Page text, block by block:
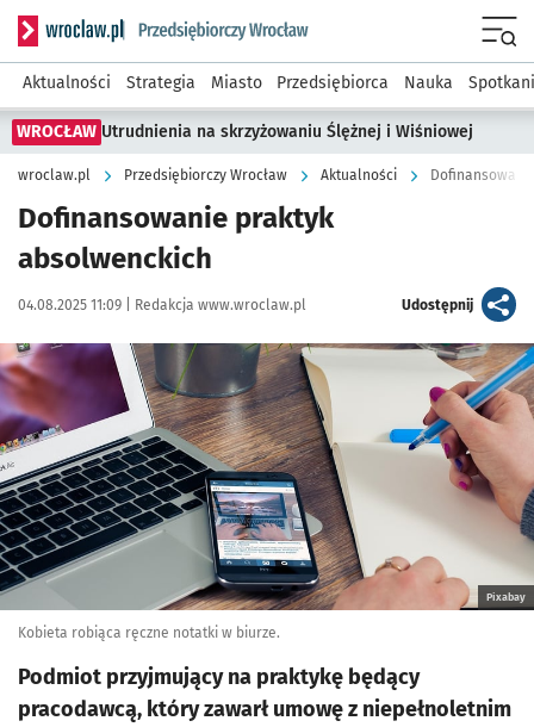
Serwis informacyjny wroclaw.pl podserwis: Strategia
Aktualności Strategia Miasto Przedsiębiorca Nauka
WROCŁAW Utrudnienia na skrzyżowaniu Ślężnej i Wiśniowej
wroclaw.pl Przedsiębiorczy Wrocław Aktualności
Dofinansowanie praktyk
absolwenckich
Data publikacji:
04.08.2025 11:09 | Autor:
Redakcja www.wroclaw.pl Udostępnijartykuł
Kliknij, aby powiększyć
Pixabay
Kobieta robiąca ręczne notatki w biurze.
Podmiot przyjmujący na praktykę będący
pracodawcą, który zawarł umowę z niepełnoletnim